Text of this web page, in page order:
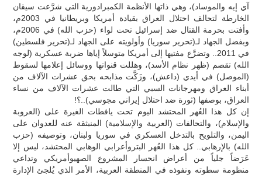
آي إيه والموساد)، وهي ذاتها الأنظمة الكمبرادورية التي شرَّعت سيقان
الخارطة لتحالف احتلال العراق بقيادة أمريكا وبريطانيا في 2003م،
وأفتت بحرمة القتال ضد إسرائيل تحت لواء (حزب الله) في 2006م،
وبفضل الجهاد لـ(تحرير سوريا) وأولويته على الجهاد لـ(تحرير فلسطين)
في 2011.. وتضرَّع مفتيها إلى أمريكا متوسلاً إياها ضربة عسكرية (لوجه
الله) تقصم (ظهر نظام الأسد)، وهللت قنواتها ووسائل إعلامها لسقوط
(الموصل) في أيدي (داعش)، وزَكَّت مذابحه بحق عشرات الآلاف من
أبناء العراق ومهرجانات السبي التي طالت عشرات الآلاف من نساء
العراق، بوصفها (ثورة ضد احتلال إيراني مجوسي)..؟!
إن كل هذا العُهر المحتشد اليوم تحت يافطات الغيرة على (العروبة
والإسلام)، والتحالفات (العربية والإسلامية) المنبثقة عنه للعدوان على
اليمن، والتلويح بالتدخل العسكري في سوريا ولبنان، وتوصيفه (حزب
الله) بالإرهابي.. كل هذا العُهر البتروأعرابي الوهابي المحتشد، ليس إلا
عَرَضاً جلياً من أعراض انحسار المشروع الصهيوأمريكي وتداعي
منظومة سطوته ونفوذه في المنطقة العربية، الأمر الذي يُلجئ الإدارة